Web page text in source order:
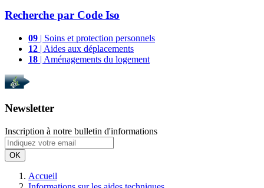
Recherche par Code Iso
09 | Soins et protection personnels
12 | Aides aux déplacements
18 | Aménagements du logement
Newsletter
Inscription à notre bulletin d'informations
OK
Accueil